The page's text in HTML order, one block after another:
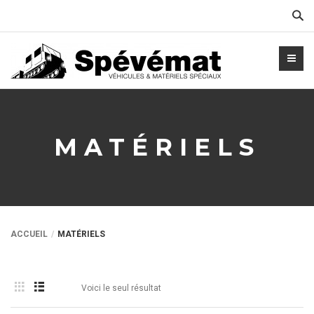
MATÉRIELS
ACCUEIL MATÉRIELS
Voici le seul résultat